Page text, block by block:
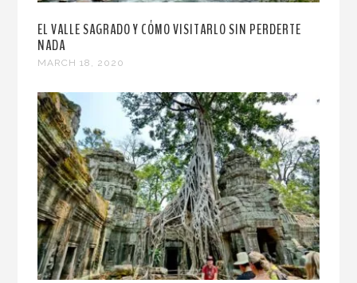
EL VALLE SAGRADO Y CÓMO VISITARLO SIN PERDERTE
NADA
MARCH 18, 2020